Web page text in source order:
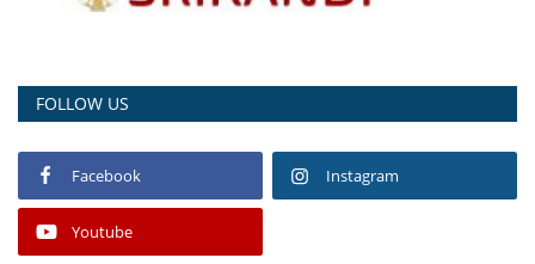
FOLLOW US
Facebook Instagram
Youtube